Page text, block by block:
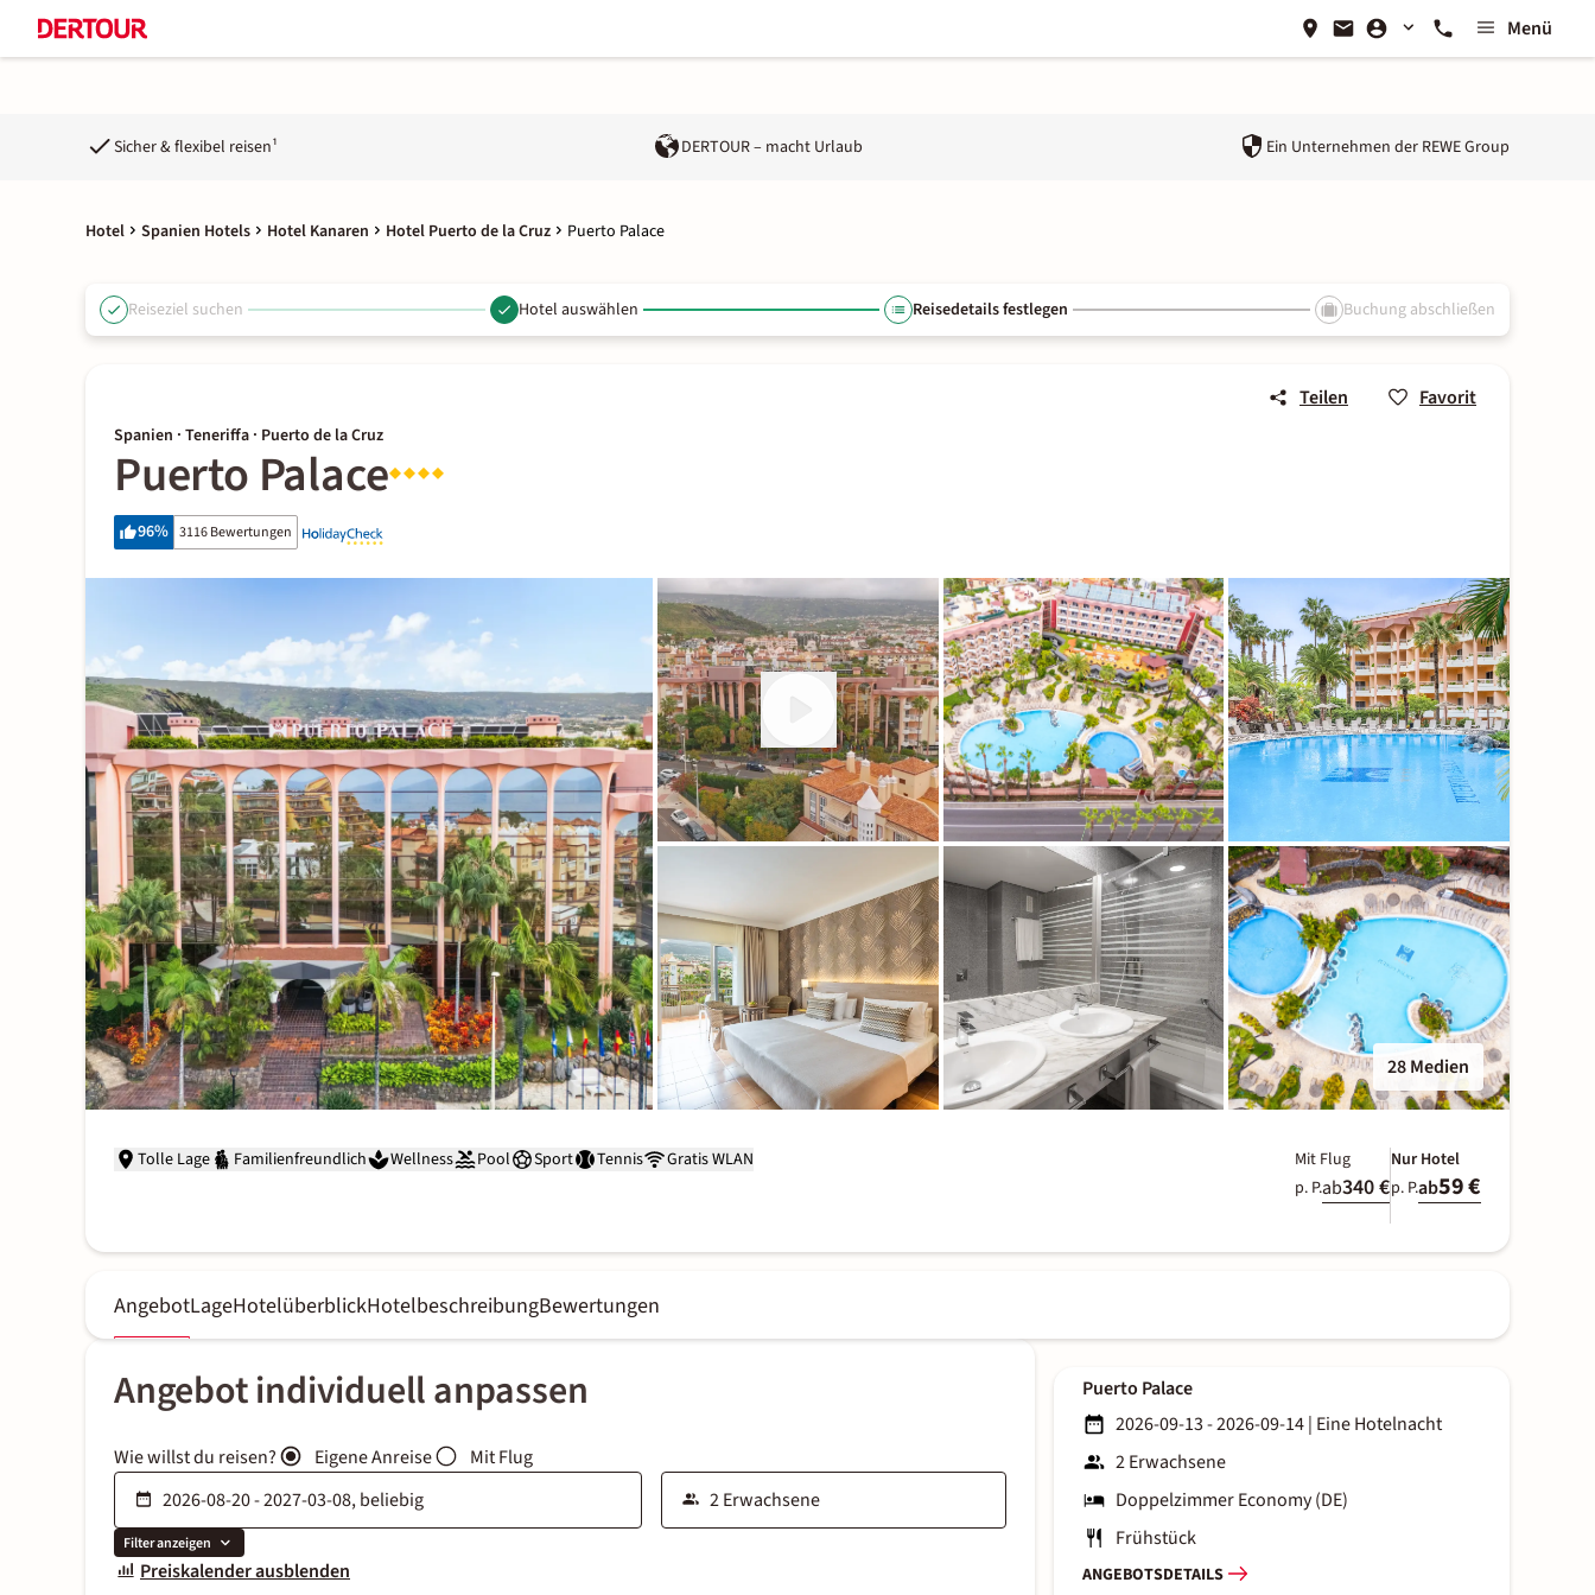
Menü
Sicher & flexibel reisen¹ DERTOUR – macht Urlaub Ein Unternehmen der REWE Group
Hotel Spanien Hotels Hotel Kanaren Hotel Puerto de la Cruz Puerto Palace
Reiseziel suchen Hotel auswählen Reisedetails festlegen Buchung abschließen
Teilen Favorit
Spanien · Teneriffa · Puerto de la Cruz
Puerto Palace
96% 3116 Bewertungen
28 Medien
Tolle Lage Familienfreundlich Wellness Pool Sport Tennis Gratis WLAN
Mit Flug
p. P.ab340 €
Nur Hotel
p. P.ab59 €
AngebotLageHotelüberblickHotelbeschreibungBewertungen
Angebot individuell anpassen
Wie willst du reisen? Eigene Anreise Mit Flug
Filter anzeigen
Preiskalender ausblenden
Puerto Palace
2026-09-13 - 2026-09-14| Eine Hotelnacht
2 Erwachsene
Doppelzimmer Economy (DE)
Frühstück
ANGEBOTSDETAILS